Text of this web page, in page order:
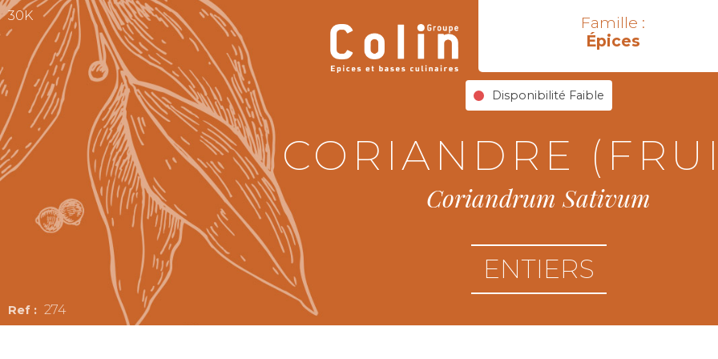
Famille :
Épices
Disponibilité Faible
30K
274
CORIANDRE
Coriandrum Sativum
ENTIERS